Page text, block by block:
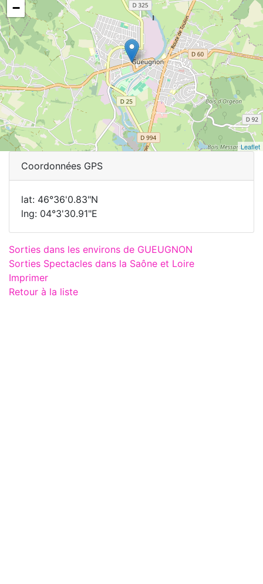
−
Leaflet
Coordonnées GPS
lat: 46°36'0.83"N
lng: 04°3'30.91"E
Sorties dans les environs de GUEUGNON
Sorties Spectacles dans la Saône et Loire
Imprimer
Retour à la liste